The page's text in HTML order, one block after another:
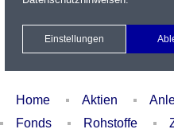
Xetra Realtime
Watchlist
Home Aktien
Fonds
Rohstoffe
Einstellungen